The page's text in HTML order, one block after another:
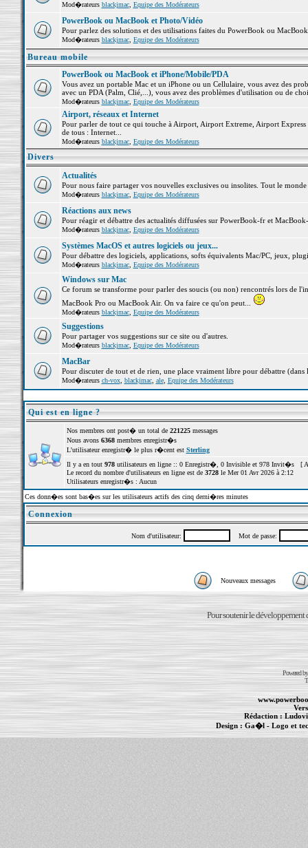
Mod�rateurs blackjmac, Equipe des Modérateurs
PowerBook ou MacBook et Photo/Vidéo
Pour parlez des solutions et des utilisations faites du PowerBook ou
Mod�rateurs blackjmac, Equipe des Modérateurs
Bureau mobile
PowerBook ou MacBook et iPhone/Mobile/PDA
Vous avez un portable Mac et un iPhone ou un Cellulaire, vous avez des
avec un PDA (Palm, Clié,...), vous avez des problèmes d'utilisation ou de
Mod�rateurs blackjmac, Equipe des Modérateurs
Airport, réseaux et Internet
Pour parler de tout ce qui touche à Airport, Airport Extreme, Airport
de tous : Internet...
Mod�rateurs blackjmac, Equipe des Modérateurs
Divers
Actualités
Pour nous faire partager vos nouvelles exclusives ou insolites. Tout le
Mod�rateurs blackjmac, Equipe des Modérateurs
Réactions aux news
Pour réagir et débattre des actualités diffusées sur PowerBook-fr et
Mod�rateurs blackjmac, Equipe des Modérateurs
Systèmes MacOS et autres logiciels ou jeux...
Pour débattre des logiciels, applications, softs équivalents Mac/PC, jeux,
Mod�rateurs blackjmac, Equipe des Modérateurs
Windows sur Mac
Ce forum se transforme pour parler des soucis (ou non) rencontrés lors de
MacBook Pro ou MacBook Air. On va faire ce qu'on peut...
Mod�rateurs blackjmac, Equipe des Modérateurs
Suggestions
Pour partager vos suggestions sur ce site ou d'autres.
Mod�rateurs blackjmac, Equipe des Modérateurs
MacBar
Pour discuter de tout et de rien, une place vraiment libre pour débattre (dans
Mod�rateurs ch-vox, blackjmac, ale, Equipe des Modérateurs
Qui est en ligne ?
Nos membres ont post� un total de 221225messages
Nous avons 6368membres enregistr�s
L'utilisateur enregistr� le plus r�cent est Sterling
Il y a en tout 978utilisateurs en ligne :: 0 Enregistr�, 0 Invisible et 978 Invit�s [
Le record du nombre d'utilisateurs en ligne est de 3728le Mer 01 Avr 2026 à 2:12
Utilisateurs enregistr�s : Aucun
Ces donn�es sont bas�es sur les utilisateurs actifs des cinq derni�res minutes
Connexion
Nom d'utilisateur: Mot de passe:
Nouveaux messages
Pour soutenir le développement
Powered
Rédaction :
Design : Ga�l- Logo et